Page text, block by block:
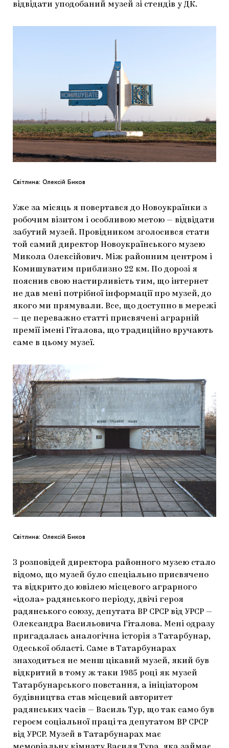
відвідати уподобаний музей зі стендів у ДК.
Світлина: Олексій Биков
Уже за місяць я повертався до Новоукраїнки з
робочим візитом і особливою метою — відвідати
забутий музей. Провідником зголосився стати
той самий директор Новоукраїнського музею
Микола Олексійович. Між районним центром і
Комишуватим приблизно 22 км. По дорозі я
пояснив свою настирливість тим, що інтернет
не дав мені потрібної інформації про музей, до
якого ми прямували. Все, що доступно в мережі
— це переважно статті присвячені аграрній
премії імені Гіталова, що традиційно вручають
саме в цьому музеї.
Світлина: Олексій Биков
З розповідей директора районного музею стало
відомо, що музей було спеціально присвячено
та відкрито до ювілею місцевого аграрного
«ідола» радянського періоду, двічі героя
радянського союзу, депутата ВР СРСР від УРСР —
Олександра Васильовича Гіталова. Мені одразу
пригадалась аналогічна історія з Татарбунар,
Одеської області. Саме в Татарбунарах
знаходиться не менш цікавий музей, який був
відкритий в тому ж таки 1985 році як музей
Татарбунарського повстання, а ініціатором
будівництва став місцевий авторитет
радянських часів — Василь Тур, що так само був
героєм соціальної праці та депутатом ВР СРСР
від УРСР. Музей в Татарбунарах має